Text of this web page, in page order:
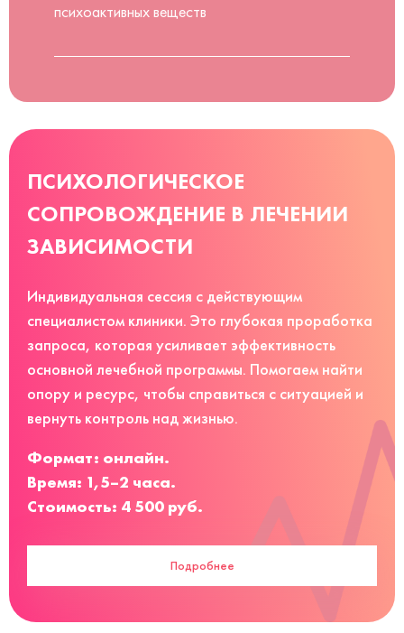
психоактивных веществ
ПСИХОЛОГИЧЕСКОЕ
СОПРОВОЖДЕНИЕ В ЛЕЧЕНИИ
ЗАВИСИМОСТИ
Индивидуальная сессия с действующим
специалистом клиники. Это глубокая проработка
запроса, которая усиливает эффективность
основной лечебной программы. Помогаем найти
опору и ресурс, чтобы справиться с ситуацией и
вернуть контроль над жизнью.
Формат: онлайн.
Время: 1,5–2 часа.
Стоимость: 4 500 руб.
Подробнее